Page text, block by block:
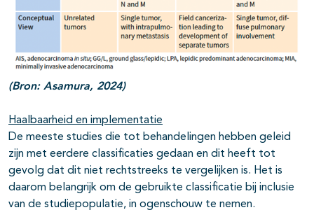
(Bron: Asamura, 2024)
Haalbaarheid en implementatie
De meeste studies die tot behandelingen hebben geleid
zijn met eerdere classificaties gedaan en dit heeft tot
gevolg dat dit niet rechtstreeks te vergelijken is. Het is
daarom belangrijk om de gebruikte classificatie bij inclusie
van de studiepopulatie, in ogenschouw te nemen.